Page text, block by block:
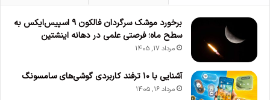
برخورد موشک سرگردان فالکون ۹ اسپیس‌ایکس به
سطح ماه؛ فرصتی علمی در دهانه اینشتین
مرداد 17, 1405
آشنایی با ۱۰ ترفند کاربردی گوشی‌های سامسونگ
مرداد 16, 1405